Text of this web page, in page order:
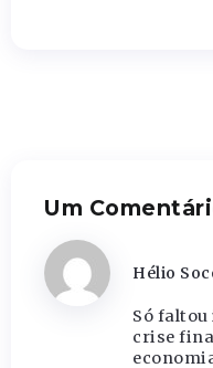
Um
Hélio
Só
crise